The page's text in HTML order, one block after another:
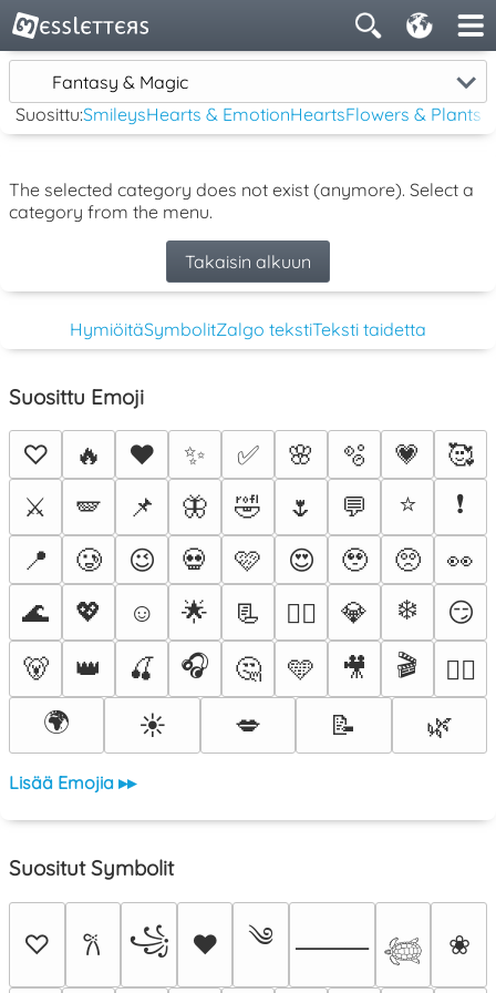
Fantasy & Magic
Suosittu:SmileysHearts & EmotionHeartsFlowers & Plants
The selected category does not exist (anymore). Select a
category from the menu.
Takaisin alkuun
HymiöitäSymbolitZalgo tekstiTeksti taidetta
Suosittu Emoji
♡ 🔥 ❤️ ✨ ✅ 🌸 🫧 💗
🥰
⚔️
🪽 📌 🦋 🤣 🌷 💬 ⭐
❗
📍
🥲 😉 💀 🩷 😍 🥹 🥺
👀
🌊
💖 ☺️ 🌟 📃 ❤️‍🔥 💎 ❄️
😏
🐻
👑 🍒 🎧 🤔 🩵 🎥 🎬
🐦‍🔥
🌍
☀️ 💋 📝 🌿
Lisää Emojia ▸▸
Suositut Symbolit
♡ 𐙚 ꧁ ♥ ༄ ⸻ 𓆉 ❀